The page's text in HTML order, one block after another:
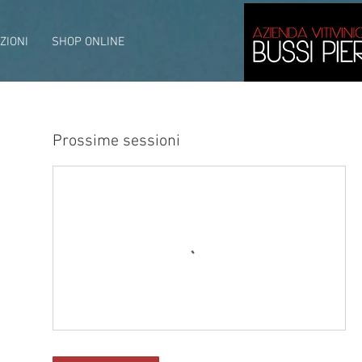
SHOP ONLINE
Prossime sessioni